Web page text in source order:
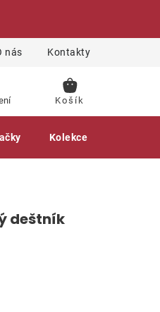
nás Kontakty
NÁKUPNÍ
produktyKolekce
deštník